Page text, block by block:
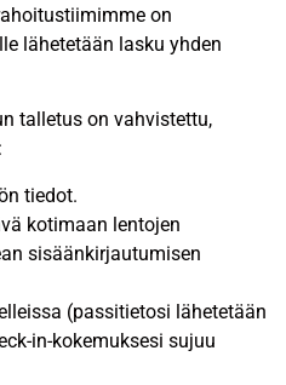
on
lähetetään lasku yhden
talletus on vahvistettu,
tiedot.
kotimaan lentojen
sisäänkirjautumisen
(passitietosi lähetetään
in-kokemuksesi sujuu